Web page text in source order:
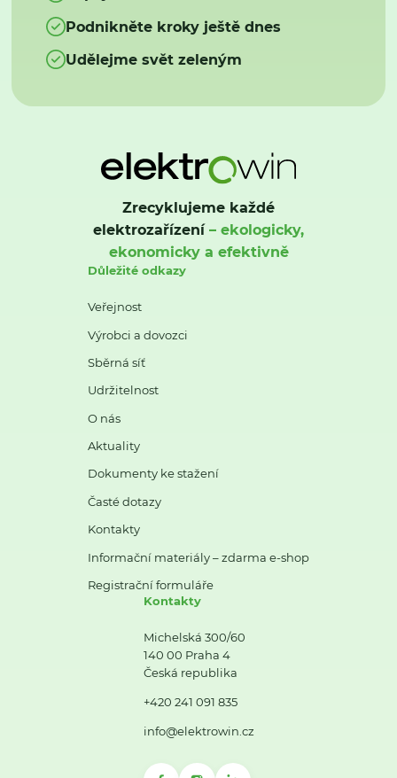
Podnikněte kroky ještě dnes
Udělejme svět zeleným
Zrecyklujeme každé
elektrozařízení– ekologicky,
ekonomicky a efektivně
Důležité odkazy
Veřejnost
Výrobci a dovozci
Sběrná síť
Udržitelnost
O nás
Aktuality
Dokumenty ke stažení
Časté dotazy
Kontakty
Informační materiály – zdarma e-shop
Registrační formuláře
Kontakty
Michelská 300/60
140 00 Praha 4
Česká republika
+420 241 091 835
info@elektrowin.cz